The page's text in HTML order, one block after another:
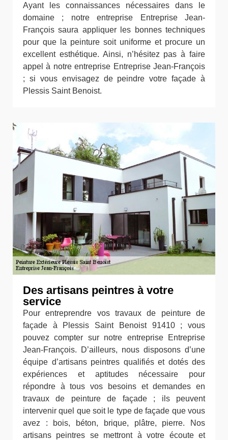
Ayant les connaissances nécessaires dans le
domaine ; notre entreprise Entreprise Jean-
François saura appliquer les bonnes techniques
pour que la peinture soit uniforme et procure un
excellent esthétique. Ainsi, n’hésitez pas à faire
appel à notre entreprise Entreprise Jean-François
; si vous envisagez de peindre votre façade à
Plessis Saint Benoist.
Des artisans peintres à votre
service
Pour entreprendre vos travaux de peinture de
façade à Plessis Saint Benoist 91410 ; vous
pouvez compter sur notre entreprise Entreprise
Jean-François. D’ailleurs, nous disposons d’une
équipe d’artisans peintres qualifiés et dotés des
expériences et aptitudes nécessaire pour
répondre à tous vos besoins et demandes en
travaux de peinture de façade ; ils peuvent
intervenir quel que soit le type de façade que vous
avez : bois, béton, brique, plâtre, pierre. Nos
artisans peintres se mettront à votre écoute et